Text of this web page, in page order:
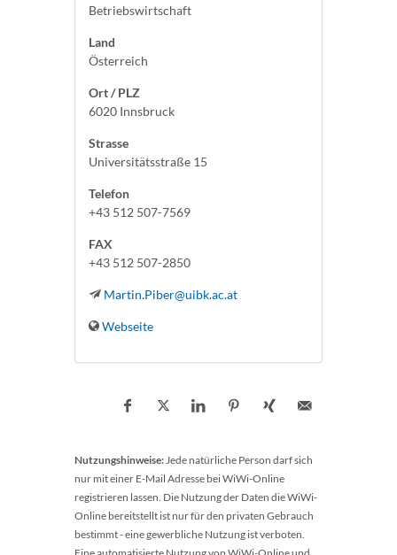
Betriebswirtschaft
Land
Österreich
Ort / PLZ
6020 Innsbruck
Strasse
Universitätsstraße 15
Telefon
+43 512 507-7569
FAX
+43 512 507-2850
Martin.Piber@uibk.ac.at
Webseite
Nutzungshinweise:Jede natürliche Person darf sich
nur mit einer E-Mail Adresse bei WiWi-Online
registrieren lassen. Die Nutzung der Daten die WiWi-
Online bereitstellt ist nur für den privaten Gebrauch
bestimmt - eine gewerbliche Nutzung ist verboten.